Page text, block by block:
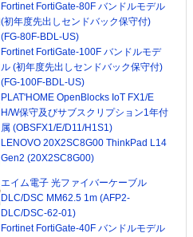
Fortinet FortiGate-80F バンドルモデル
(初年度先出しセンドバック保守付)
(FG-80F-BDL-US)
Fortinet FortiGate-100F バンドルモデ
ル (初年度先出しセンドバック保守付)
(FG-100F-BDL-US)
PLAT'HOME OpenBlocks IoT FX1/E
H/W保守及びサブスクリプション1年付
属 (OBSFX1/E/D11/H1S1)
LENOVO 20X2SC8G00 ThinkPad L14
Gen2 (20X2SC8G00)
エイム電子 光ファイバーケーブル
DLC/DSC MM62.5 1m (AFP2-
DLC/DSC-62-01)
Fortinet FortiGate-40F バンドルモデル